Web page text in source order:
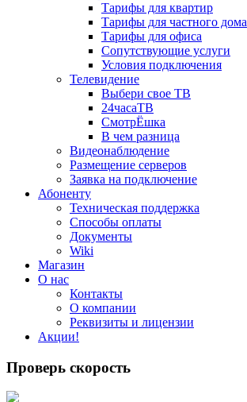
Тарифы для квартир
Тарифы для частного дома
Тарифы для офиса
Сопутствующие услуги
Условия подключения
Телевидение
Выбери свое ТВ
24часаТВ
СмотрЁшка
В чем разница
Видеонаблюдение
Размещение серверов
Заявка на подключение
Абоненту
Техническая поддержка
Способы оплаты
Документы
Wiki
Магазин
О нас
Контакты
О компании
Реквизиты и лицензии
Акции!
Проверь скорость